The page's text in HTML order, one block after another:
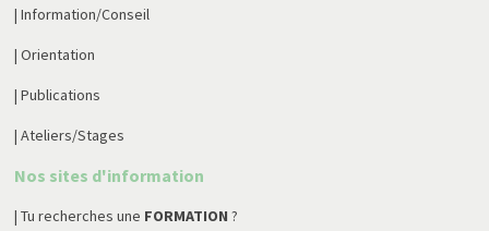
| Information/Conseil
| Orientation
| Publications
| Ateliers/Stages
Nos sites d'information
| Tu recherches une FORMATION ?